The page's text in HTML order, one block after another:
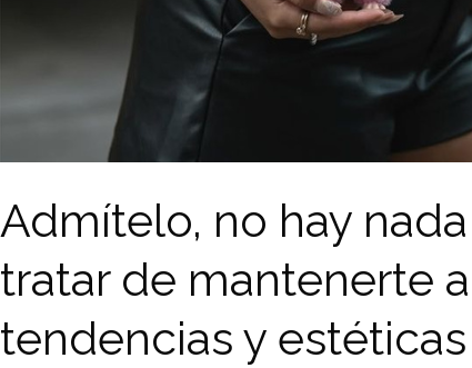
Admítelo, no hay
tratar de mantenerte
tendencias y